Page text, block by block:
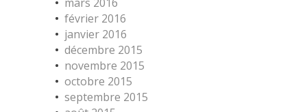
février 2016
janvier 2016
décembre 2015
novembre 2015
octobre 2015
septembre 2015